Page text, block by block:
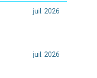
juil. 2026
juil. 2026